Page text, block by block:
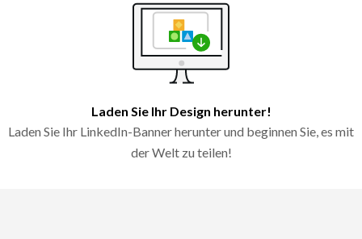
Laden Sie Ihr Design herunter!
Laden Sie Ihr LinkedIn-Banner herunter und beginnen Sie, es mit
der Welt zu teilen!